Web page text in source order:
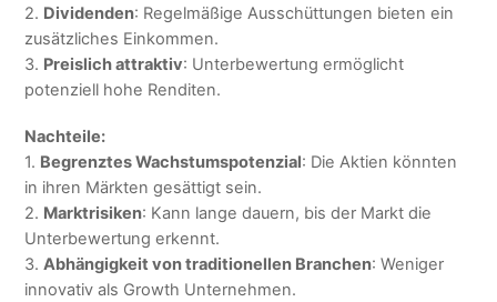
2. Dividenden: Regelmäßige Ausschüttungen bieten ein
zusätzliches Einkommen.
3. Preislich attraktiv: Unterbewertung ermöglicht
potenziell hohe Renditen.
Nachteile:
1. Begrenztes Wachstumspotenzial: Die Aktien könnten
in ihren Märkten gesättigt sein.
2. Marktrisiken: Kann lange dauern, bis der Markt die
Unterbewertung erkennt.
3.Abhängigkeit von traditionellen Branchen: Weniger
innovativ als Growth Unternehmen.